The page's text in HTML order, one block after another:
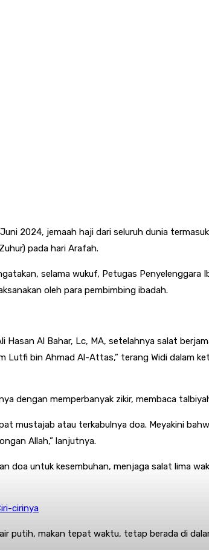
2024, jemaah haji dari seluruh dunia
pada hari Arafah.
selama wukuf, Petugas
oleh para pembimbing ibadah.
Al Bahar, Lc, MA, setelahnya salat
bin Ahmad Al-Attas,” terang Widi dalam
dengan memperbanyak zikir, membaca
mustajab atau terkabulnya doa. Meyakini
Allah,” lanjutnya.
doa untuk kesembuhan, menjaga salat lima
cirinya
putih, makan tepat waktu, tetap berada di